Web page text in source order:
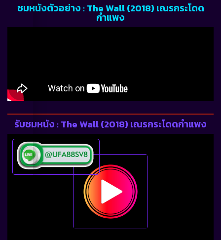
ชมหนังตัวอย่าง : The Wall (2018) เณรกระโดด
กำแพง
รับชมหนัง : The Wall (2018) เณรกระโดดกำแพง